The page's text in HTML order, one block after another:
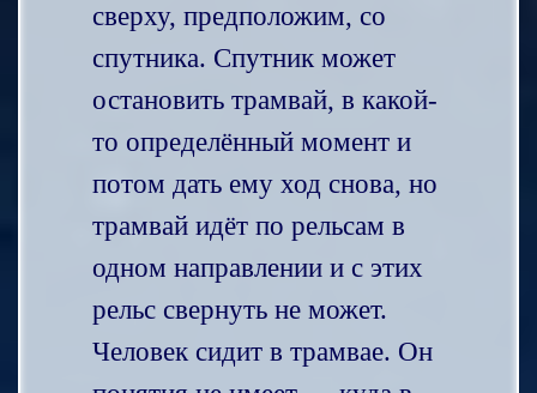
сверху, предположим, со
спутника. Спутник может
остановить трамвай, в какой-
то определённый момент и
потом дать ему ход снова, но
трамвай идёт по рельсам в
одном направлении и с этих
рельс свернуть не может.
Человек сидит в трамвае. Он